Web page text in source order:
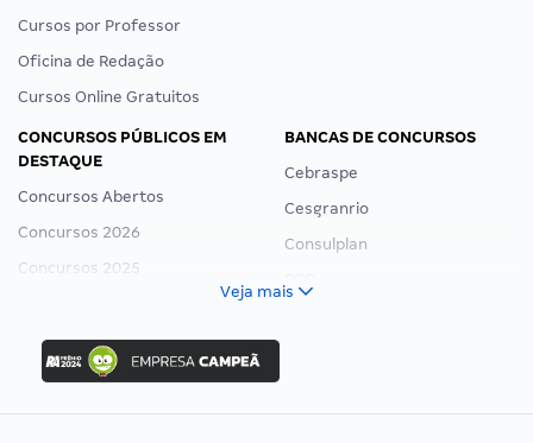
Cursos por Professor
Oficina de Redação
Cursos Online Gratuitos
CONCURSOS PÚBLICOS EM
DESTAQUE
Concursos Abertos
Concursos 2026
Concursos 2025
Concurso Ibama
Concurso MPU
Editais publicados
BANCAS DE CONCURSOS
Cebraspe
Cesgranrio
Consulplan
Veja mais